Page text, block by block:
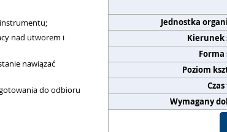
Jednostka
Kierunek
Poziom
Wymagany
nad utworem i
nawiązać
do odbioru